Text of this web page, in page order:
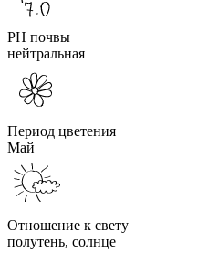
PH почвы
нейтральная
Период цветения
Май
Отношение к свету
полутень, солнце